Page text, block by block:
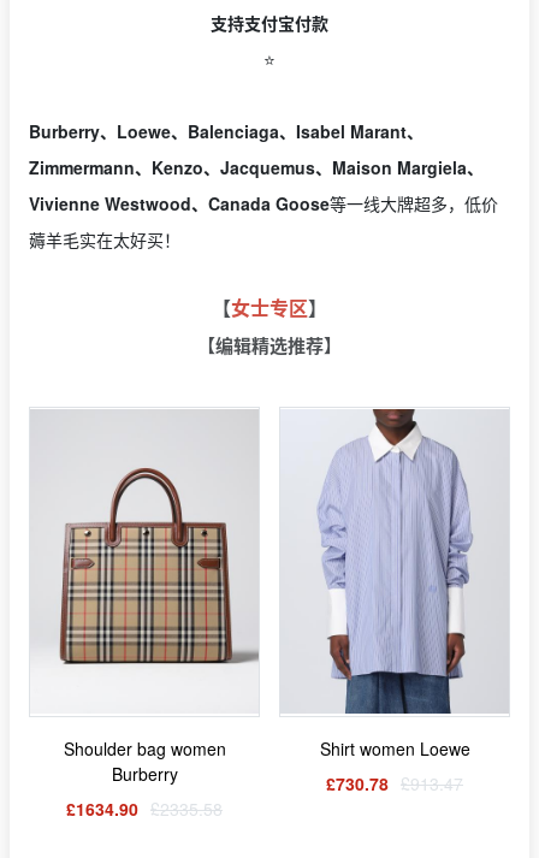
支持支付宝付款
⭐️
Burberry、Loewe、Balenciaga、Isabel Marant、
Zimmermann、Kenzo、Jacquemus、 Maison Margiela、
Vivienne Westwood、Canada Goose等一线大牌超多，低价
薅羊毛实在太好买！
【女士专区】
【编辑精选推荐】
Shoulder bag women
Burberry
£1634.90 £2335.58
Shirt women Loewe
£730.78 £913.47